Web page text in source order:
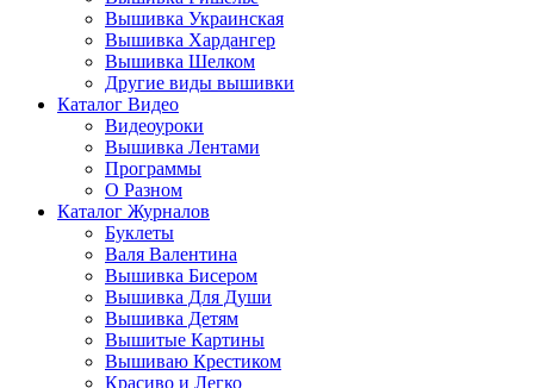
Вышивка Украинская
Вышивка Хардангер
Вышивка Шелком
Другие виды вышивки
Каталог Видео
Видеоуроки
Вышивка Лентами
Программы
О Разном
Каталог Журналов
Буклеты
Валя Валентина
Вышивка Бисером
Вышивка Для Души
Вышивка Детям
Вышитые Картины
Вышиваю Крестиком
Красиво и Легко